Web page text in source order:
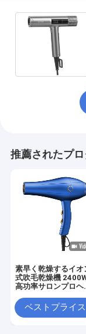
推薦されたプロ
素早く乾燥するイオ
式吹毛乾燥機
高功率サロンプロヘ
ベストプライス